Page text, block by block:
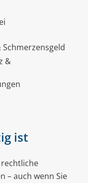
&
ist
– auch wenn Sie